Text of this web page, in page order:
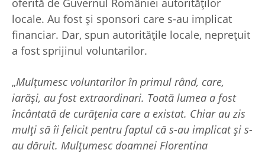
locale. Au fost și sponsori care s-au implicat
financiar. Dar, spun autoritățile locale, neprețuit
a fost sprijinul voluntarilor.
„Mulțumesc voluntarilor în primul rând, care,
iarăși, au fost extraordinari. Toată lumea a fost
încântată de curățenia care a existat. Chiar au zis
mulți să îi felicit pentru faptul că s-au implicat și s-
au dăruit. Mulțumesc doamnei Florentina